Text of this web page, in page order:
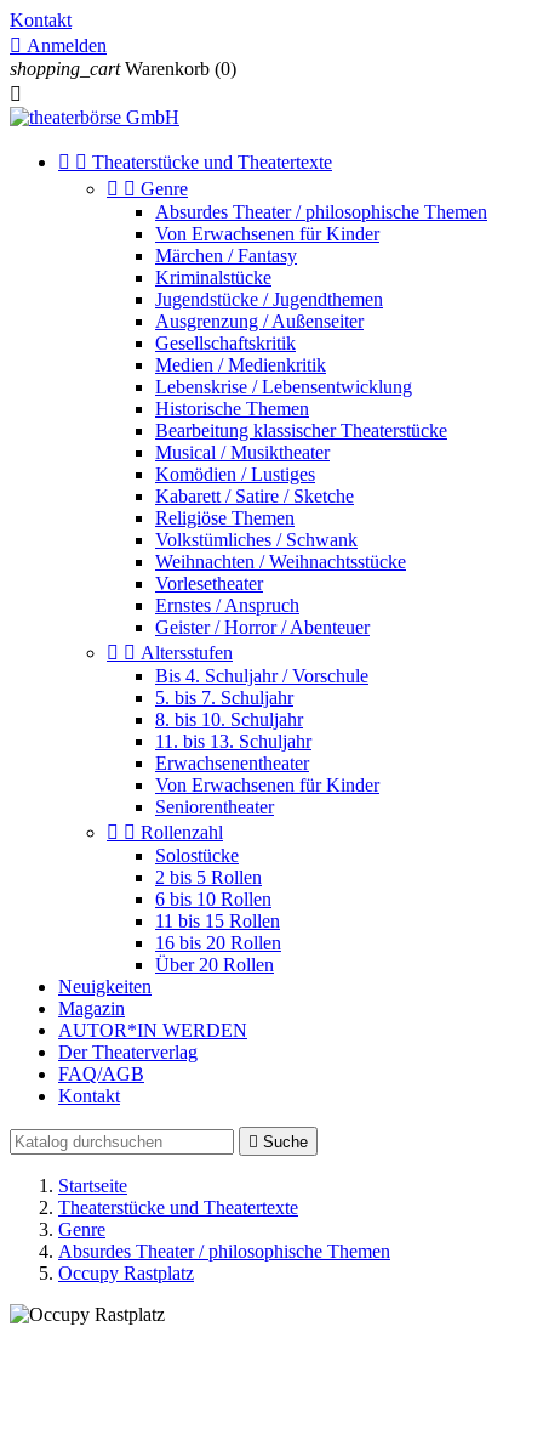
Kontakt
 Anmelden
shopping_cart Warenkorb (0)

  Theaterstücke und Theatertexte
  Genre
Absurdes Theater / philosophische Themen
Von Erwachsenen für Kinder
Märchen / Fantasy
Kriminalstücke
Jugendstücke / Jugendthemen
Ausgrenzung / Außenseiter
Gesellschaftskritik
Medien / Medienkritik
Lebenskrise / Lebensentwicklung
Historische Themen
Bearbeitung klassischer Theaterstücke
Musical / Musiktheater
Komödien / Lustiges
Kabarett / Satire / Sketche
Religiöse Themen
Volkstümliches / Schwank
Weihnachten / Weihnachtsstücke
Vorlesetheater
Ernstes / Anspruch
Geister / Horror / Abenteuer
  Altersstufen
Bis 4. Schuljahr / Vorschule
5. bis 7. Schuljahr
8. bis 10. Schuljahr
11. bis 13. Schuljahr
Erwachsenentheater
Von Erwachsenen für Kinder
Seniorentheater
  Rollenzahl
Solostücke
2 bis 5 Rollen
6 bis 10 Rollen
11 bis 15 Rollen
16 bis 20 Rollen
Über 20 Rollen
Neuigkeiten
Magazin
AUTOR*IN WERDEN
Der Theaterverlag
FAQ/AGB
Kontakt
 Suche
Startseite
Theaterstücke und Theatertexte
Genre
Absurdes Theater / philosophische Themen
Occupy Rastplatz